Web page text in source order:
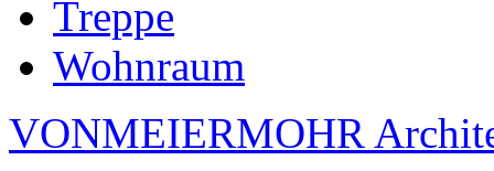
Treppe
Wohnraum
VONMEIERMOHR